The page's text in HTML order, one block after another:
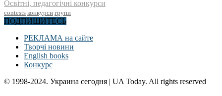
Освітні, педагогічні конкурси
contests конкурси групи
ПОДПИШИТЕСЬ
РЕКЛАМА на сайте
Творчі новини
English books
Конкурс
© 1998-2024. Украина сегодня | UA Today. All rights reserved